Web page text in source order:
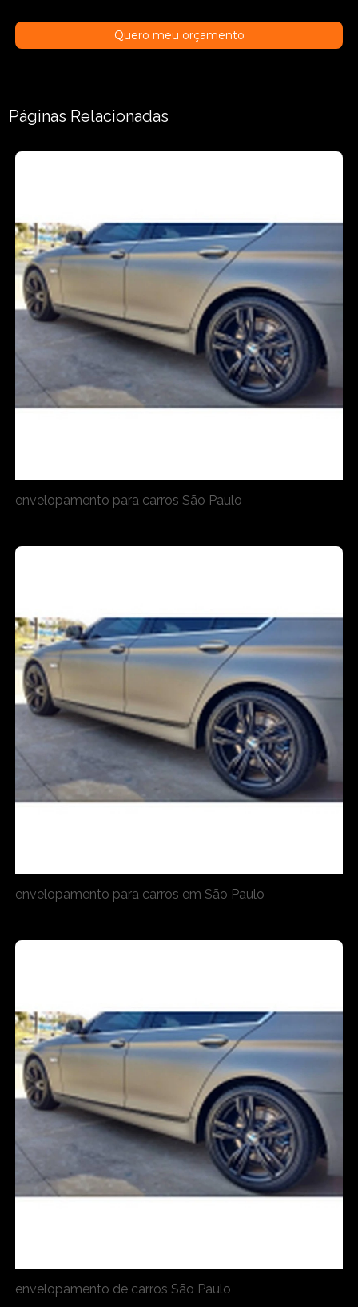
Quero meu orçamento
Páginas Relacionadas
envelopamento para carros São Paulo
envelopamento para carros em São Paulo
envelopamento de carros São Paulo